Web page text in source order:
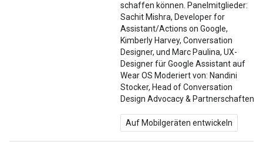
schaffen können. Panelmitglieder:
Sachit Mishra, Developer for
Assistant/Actions on Google,
Kimberly Harvey, Conversation
Designer, und Marc Paulina, UX-
Designer für Google Assistant auf
Wear OS Moderiert von: Nandini
Stocker, Head of Conversation
Design Advocacy & Partnerschaften
Auf Mobilgeräten entwickeln